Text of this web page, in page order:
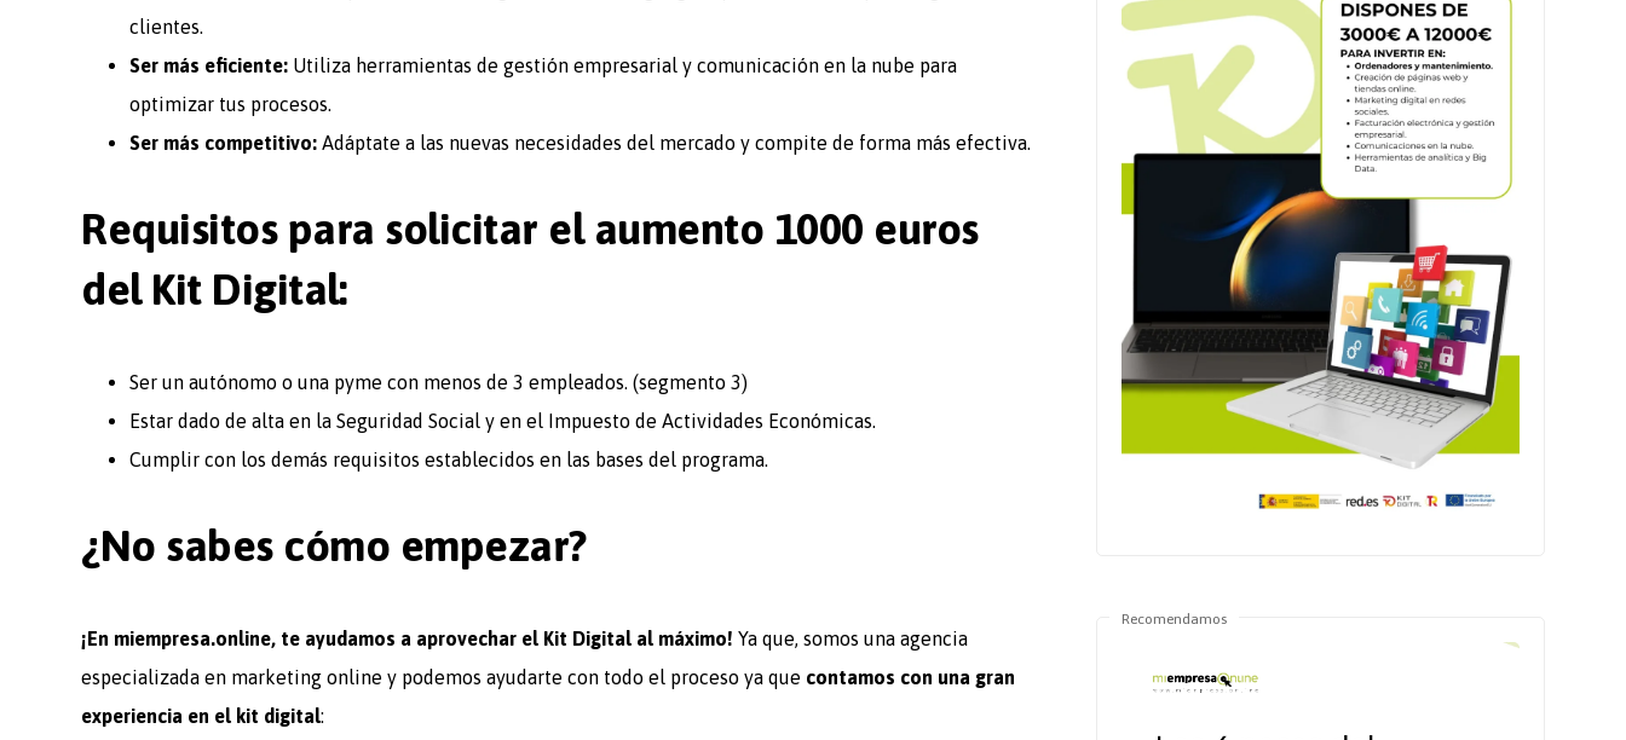
clientes.
Ser más eficiente: Utiliza herramientas de gestión empresarial y comunicación en la nube para
optimizar tus procesos.
Ser más competitivo: Adáptate a las nuevas necesidades del mercado y compite de forma más efectiva.
Requisitos para solicitar el aumento 1000 euros
del Kit Digital:
Ser un autónomo o una pyme con menos de 3 empleados. (segmento 3)
Estar dado de alta en la Seguridad Social y en el Impuesto de Actividades Económicas.
Cumplir con los demás requisitos establecidos en las bases del programa.
¿No sabes cómo empezar?
¡En miempresa.online, te ayudamos a aprovechar el Kit Digital al máximo! Ya que, somos una agencia
especializada en marketing online y podemos ayudarte con todo el proceso ya que contamos con una gran
experiencia en el kit digital:
Recomendamos